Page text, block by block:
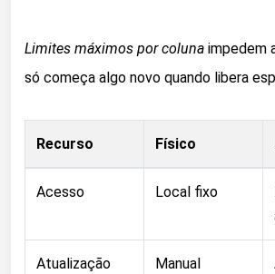
Limites máximos por coluna impedem
só começa algo novo quando libera
Recurso Físico
Acesso Local fixo
Atualização Manual